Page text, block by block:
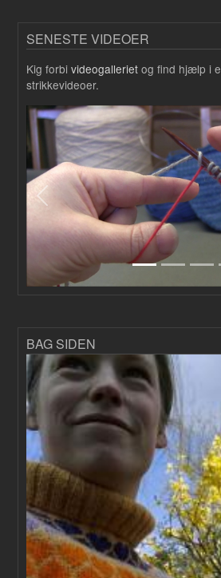
SENESTE VIDEOER
Kig forbi videogalleriet og find hjælp i
strikkevideoer.
Forrige
BAG SIDEN